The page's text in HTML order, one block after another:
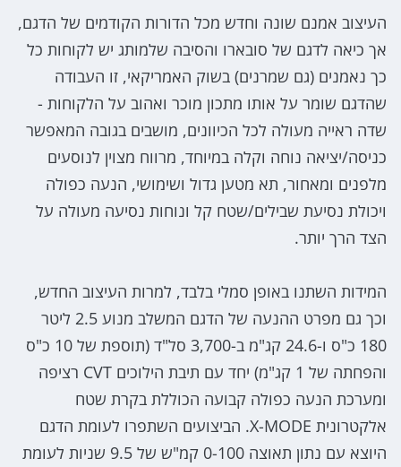
העיצוב אמנם שונה וחדש מכל הדורות הקודמים של הדגם,
אך כיאה לדגם של סובארו והסיבה שלמותג יש לקוחות כל
כך נאמנים (גם שמרנים) בשוק האמריקאי, זו העבודה
שהדגם שומר על אותו מתכון מוכר ואהוב על הלקוחות -
שדה ראייה מעולה לכל הכיוונים, מושבים בגובה המאפשר
כניסה/יציאה נוחה וקלה במיוחד, מרווח מצוין לנוסעים
מלפנים ומאחור, תא מטען גדול ושימושי, הנעה כפולה
ויכולת נסיעת שבילים/שטח קל ונוחות נסיעה מעולה על
הצד הרך יותר.
המידות השתנו באופן סמלי בלבד, למרות העיצוב החדש,
וכך גם מפרט ההנעה של הדגם המשלב מנוע 2.5 ליטר
180 כ"ס ו-24.6 קג"מ ב-3,700 סל"ד (תוספת של 10 כ"ס
והפחתה של 1 קג"מ) יחד עם תיבת הילוכים CVT רציפה
ומערכת הנעה כפולה קבועה הכוללת בקרת שטח
אלקטרונית X-MODE. הביצועים השתפרו לעומת הדגם
היוצא עם נתון תאוצה 0-100 קמ"ש של 9.5 שניות לעומת